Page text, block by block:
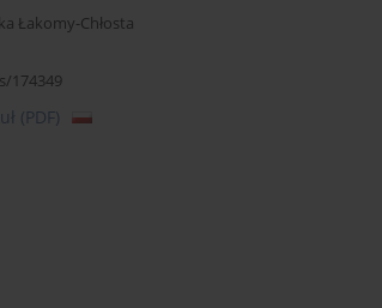
Łakomy-Chłosta
174349
(PDF)